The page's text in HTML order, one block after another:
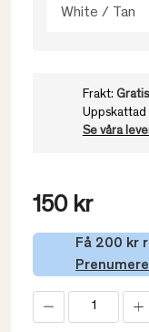
White / Tan
Frakt:
Uppskattad
Se våra
150 kr
Få 200 kr